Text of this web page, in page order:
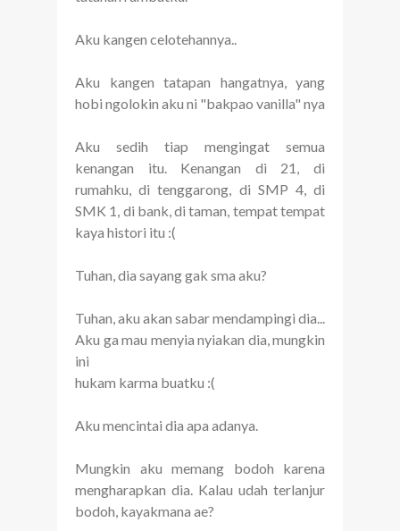
Aku kangen celotehannya..
Aku kangen tatapan hangatnya, yang
hobi ngolokin aku ni "bakpao vanilla" nya
Aku sedih tiap mengingat semua
kenangan itu. Kenangan di 21, di
rumahku, di tenggarong, di SMP 4, di
SMK 1, di bank, di taman, tempat tempat
kaya histori itu :(
Tuhan, dia sayang gak sma aku?
Tuhan, aku akan sabar mendampingi dia...
Aku ga mau menyia nyiakan dia, mungkin
ini
hukam karma buatku :(
Aku mencintai dia apa adanya.
Mungkin aku memang bodoh karena
mengharapkan dia. Kalau udah terlanjur
bodoh, kayakmana ae?